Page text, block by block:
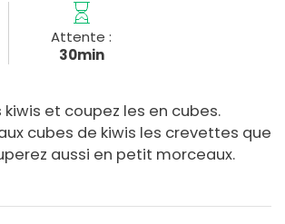
Attente :
30min
kiwis et coupez les en cubes.
cubes de kiwis les crevettes que
aussi en petit morceaux.